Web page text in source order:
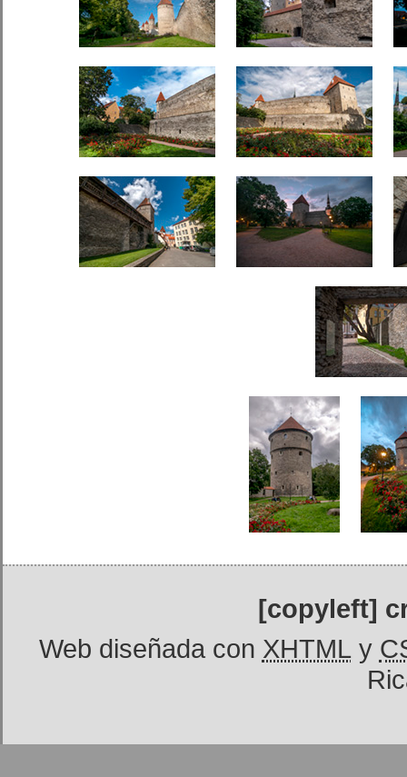
[copyleft]
Web diseñada con XHTMLy